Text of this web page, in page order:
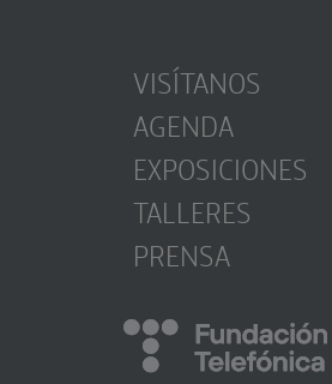
VISÍTANOS
AGENDA
EXPOSICIONES
TALLERES
PRENSA